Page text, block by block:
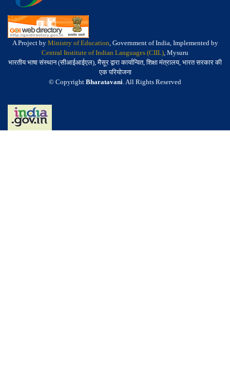
A Project by Ministry of Education, Government of India, Implemented by
Central Institute of Indian Languages (CIIL), Mysuru
भारतीय भाषा संस्थान (सीआईआईएल), मैसूर द्वारा कार्यान्वित, शिक्षा मंत्रालय, भारत सरकार की
एक परियोजना
© Copyright Bharatavani. All Rights Reserved